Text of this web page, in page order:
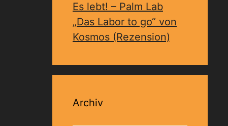
Es lebt! – Palm Lab
„Das Labor to go“ von
Kosmos (Rezension)
Archiv